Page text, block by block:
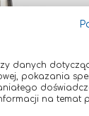
danych
pokazania
na temat